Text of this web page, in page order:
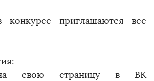
приглашаются все
на свою страницу в ВК